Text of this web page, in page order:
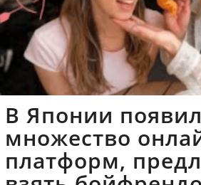
В Японии
множество
платформ,